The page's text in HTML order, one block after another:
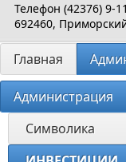
Телефон (42376) 9-
692460,
Главная
Администрация
Символика